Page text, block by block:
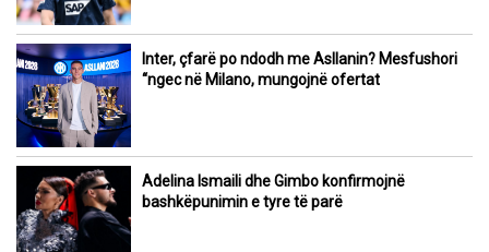
Inter, çfarë po ndodh me Asllanin? Mesfushori
“ngec në Milano, mungojnë ofertat
Adelina Ismaili dhe Gimbo konfirmojnë
bashkëpunimin e tyre të parë